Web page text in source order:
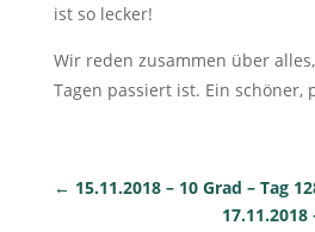
ist so lecker!
Wir reden zusammen über
Tagen passiert ist. Ein schöner,
← 15.11.2018 – 10 Grad – Tag
17.11.2018